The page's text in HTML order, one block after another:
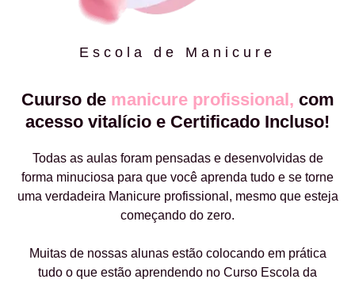
Escola de Manicure
Cuurso de manicure profissional, com
acesso vitalício e Certificado Incluso!
Todas as aulas foram pensadas e desenvolvidas de
forma minuciosa para que você aprenda tudo e se torne
uma verdadeira Manicure profissional, mesmo que esteja
começando do zero.
Muitas de nossas alunas estão colocando em prática
tudo o que estão aprendendo no Curso Escola da